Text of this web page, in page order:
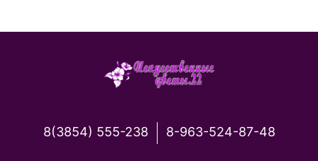
8(3854) 555-238 8-963-524-87-48